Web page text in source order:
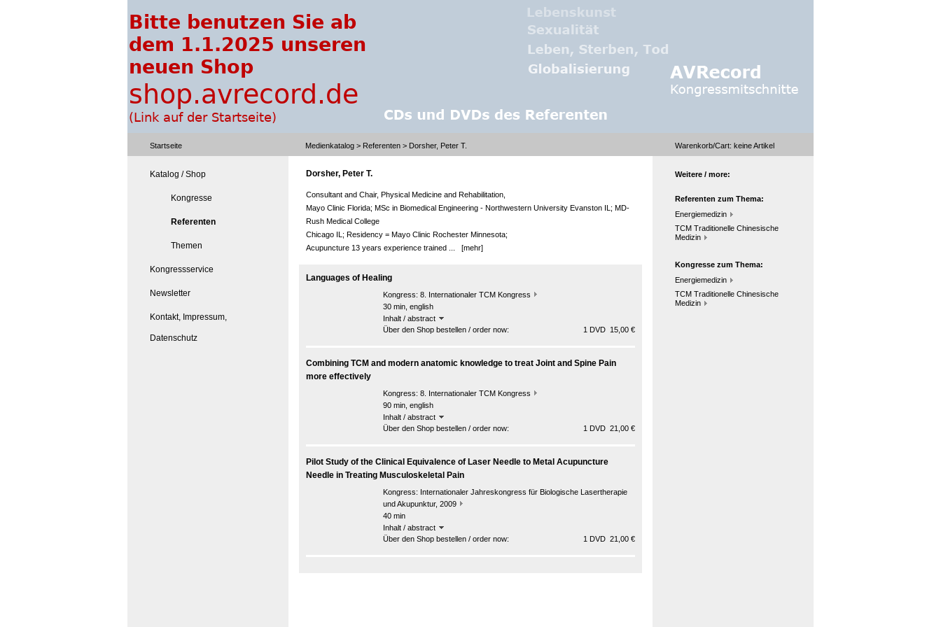
Startseite Medienkatalog > Referenten > Dorsher, Peter T. Warenkorb/Cart: keineArtikel
Katalog / Shop
Kongresse
Referenten
Themen
Kongressservice
Newsletter
Kontakt, Impressum,
Datenschutz
Dorsher, Peter T.
Consultant and Chair, Physical Medicine and Rehabilitation,
Mayo Clinic Florida; MSc in Biomedical Engineering - Northwestern University Evanston IL; MD-
Rush Medical College
Chicago IL; Residency = Mayo Clinic Rochester Minnesota;
Acupuncture 13 years experience trained ... [mehr]
Languages of Healing
Kongress: 8. Internationaler TCM Kongress
30 min, english
Inhalt / abstract
Über den Shop bestellen / order now:
1 DVD 15,00 €
Combining TCM and modern anatomic knowledge to treat Joint and Spine Pain
more effectively
Kongress: 8. Internationaler TCM Kongress
90 min, english
Inhalt / abstract
Über den Shop bestellen / order now:
1 DVD 21,00 €
Pilot Study of the Clinical Equivalence of Laser Needle to Metal Acupuncture
Needle in Treating Musculoskeletal Pain
Kongress: Internationaler Jahreskongress für Biologische Lasertherapie
und Akupunktur, 2009
40 min
Inhalt / abstract
Über den Shop bestellen / order now:
1 DVD 21,00 €
Weitere / more:
Referenten zum Thema:
Energiemedizin
TCM Traditionelle Chinesische
Medizin
Kongresse zum Thema:
Energiemedizin
TCM Traditionelle Chinesische
Medizin